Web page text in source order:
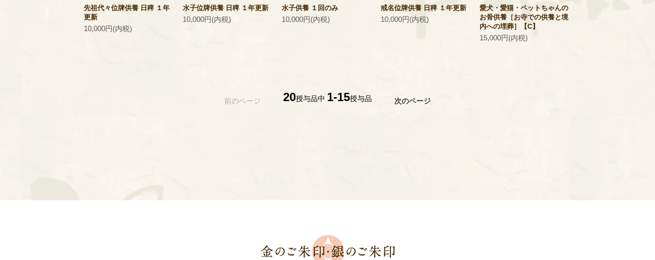
先祖代々位牌供養 日稗 １年
更新
10,000円(内税)
水子位牌供養 日稗 １年更新
10,000円(内税)
水子供養 １回のみ
10,000円(内税)
戒名位牌供養 日稗 １年更新
10,000円(内税)
愛犬・愛猫・ペットちゃんの
お骨供養［お寺での供養と境
内への埋葬］【C】
15,000円(内税)
前のページ 20授与品中 1-15授与品 次のページ